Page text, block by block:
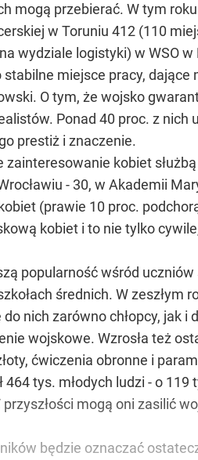
mogą przebierać. W tym
w Toruniu 412 (110
wydziale logistyki) w WSO
miejsce pracy,
O tym, że wojsko
Ponad 40 proc. z
prestiż i znaczenie.
kobiet
- 30, w Akademii
(prawie 10 proc.
kobiet i to nie tylko
popularność wśród
średnich. W zeszłym
nich zarówno chłopcy, jak
wojskowe. Wzrosła też
ćwiczenia obronne i
464 tys. młodych ludzi - o
mogą oni zasilić
będzie oznaczać